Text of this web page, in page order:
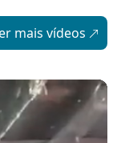
mais vídeos